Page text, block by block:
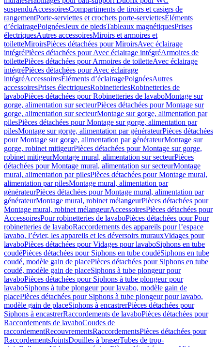
suspenduAccessoiresCompartiments de tiroirs et casiers de
rangementPorte-serviettes et crochets porte-serviettesÉléments
d’éclairagePoignéesJeux de piedsTableaux magnétiquesPrises
électriquesAutres accessoiresMiroirs et armoires et
toiletteMiroirsPièces détachées pour MiroirsAvec éclairage
intégréPièces détachées pour Avec éclairage intégréArmoires de
toilettePièces détachées pour Armoires de toiletteAvec éclairage
intégréPièces détachées pour Avec éclairage
intégréAccessoiresÉléments d’éclairagePoignéesAutres
accessoiresPrises électriquesRobinetteriesRobinetteries de
lavaboPièces détachées pour Robinetteries de lavaboMontage sur
gorge, alimentation sur secteurPièces détachées pour Montage sur
gorge, alimentation sur secteurMontage sur gorge, alimentation par
pilesPièces détachées pour Montage sur gorge, alimentation par
pilesMontage sur gorge, alimentation par générateurPièces détachées
pour Montage sur gorge, alimentation par générateurMontage sur
gorge, robinet mitigeurPièces détachées pour Montage sur gorge,
robinet mitigeurMontage mural, alimentation sur secteurPièces
détachées pour Montage mural, alimentation sur secteurMontage
mural, alimentation par pilesPièces détachées pour Montage mural,
alimentation par pilesMontage mural, alimentation par
générateurPièces détachées pour Montage mural, alimentation par
générateurMontage mural, robinet mélangeurPièces détachées pour
Montage mural, robinet mélangeurAccessoiresPièces détachées pour
AccessoiresPour robinetteries de lavaboPièces détachées pour Pour
robinetteries de lavaboRaccordements des appareils pour l’espace
lavabo, l’évier, les appareils et les déversoirs murauxVidages pour
lavaboPièces détachées pour Vidages pour lavaboSiphons en tube
coudéPièces détachées pour Siphons en tube coudéSiphons en tube
coudé, modèle gain de placePièces détachées pour Siphons en tube
coudé, modèle gain de placeSiphons à tube plongeur pour
lavaboPièces détachées pour Siphons à tube plongeur pour
lavaboSiphons à tube plongeur pour lavabo, modèle gain de
placePièces détachées pour Siphons à tube plongeur pour lavabo,
modèle gain de placeSiphons à encastrerPièces détachées pour
Siphons à encastrerRaccordements de lavaboPièces détachées pour
Raccordements de lavaboCoudes de
raccordementRecouvrementsRaccordementsPièces détachées pour
RaccordementsJointsDouilles à braserTubes de trop-